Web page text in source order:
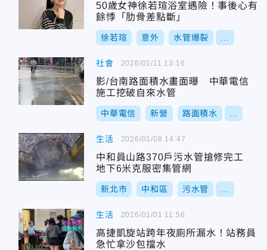
50歲女神徐若瑄浴室遇險！事後心有
餘悸「肋骨差點斷」
徐若瑄 意外 水管爆裂
社會
影/台南路面積水畫面曝 中華電信
施工挖破自來水管
中華電信 新營 路面積水
2026/01/11 13:16
生活
中和員山路370戶污水管搶修完工
地下6米克服密集管網
新北市 中和區 污水管
2026/01/08 14:47
生活
高捷凱旋站跨年夜廁所漏水！站務員
急忙拿沙包擋水
2026/01/01 11:56